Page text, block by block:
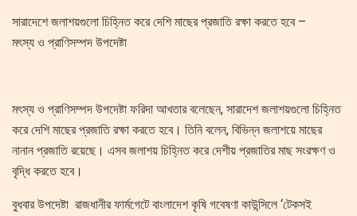
সারাদেশে জলাশয়গুলো চিহ্নিত করে দেশি মাছের প্রজাতি রক্ষা করতে হবে –
মৎস্য ও প্রাণিসম্পদ উপদেষ্টা
মৎস্য ও প্রাণিসম্পদ উপদেষ্টা ফরিদা আখতার বলেছেন, সারাদেশ জলাশয়গুলো চিহ্নিত
করে দেশি মাছের প্রজাতি রক্ষা করতে হবে। তিনি বলেন, বিভিন্ন জলাশয়ে মাছের
নানান প্রজাতি রয়েছে। এসব জলাশয় চিহ্নিত করে দেশীয় প্রজাতির মাছ সংরক্ষণ ও
বৃদ্ধি করতে হবে।
বুধবার উপদেষ্টা রাজধানীর ফার্মগেটে বাংলাদেশ কৃষি গবেষণা কাউন্সিলে ‘টেকসই